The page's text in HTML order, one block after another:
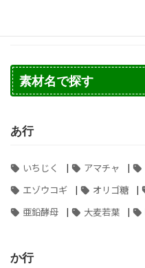
素材名で探す
あ行
いちじく | アマチャ |
エゾウコギ | オリゴ糖 |
亜鉛酵母 | 大麦若葉 |
か行